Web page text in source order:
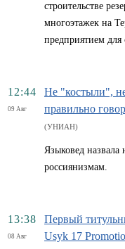
строительстве
многоэтажек на
предприятием
12:44
09 Авг
Не "костыли",
правильно
(УНИАН)
Языковед назвала
россиянизмам.
13:38
08 Авг
Первый
Usyk 17